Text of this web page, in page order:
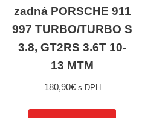
zadná PORSCHE 911
997 TURBO/TURBO S
3.8, GT2RS 3.6T 10-
13 MTM
180,90€ s DPH